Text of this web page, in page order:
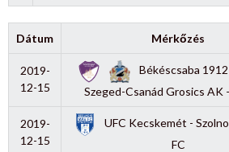
Dátum Mérkőzés
2019-
12-15
Békéscsaba 1912
Szeged-Csanád Grosics AK
2019-
12-15
UFC Kecskemét -
FC